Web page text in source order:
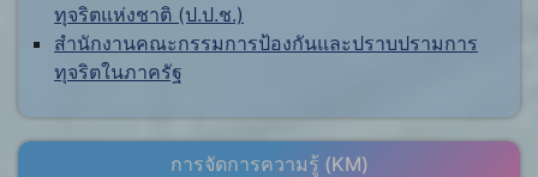
ทุจริตแห่งชาติ (ป.ป.ช.)
สำนักงานคณะกรรมการป้องกันและปราบปรามการ
ทุจริตในภาครัฐ
การจัดการความรู้ (KM)